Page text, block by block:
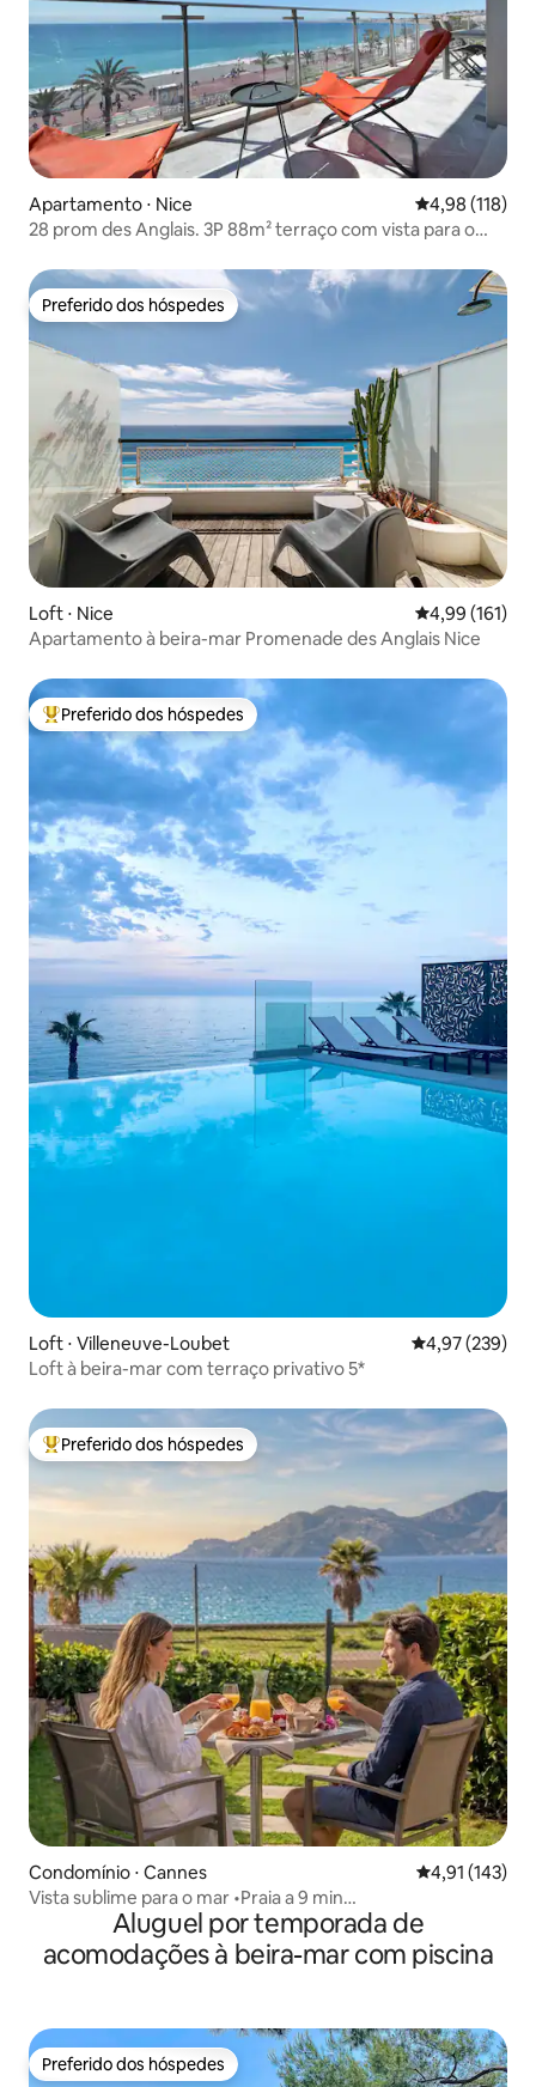
Apartamento ⋅ Nice 4,98 de uma
4,98 (118)
28 prom des Anglais. 3P 88m² terraço com vista para o
Preferido dos hóspedes
Preferido dos hóspedes
Loft ⋅ Nice 4,99 de uma
4,99 (161)
Apartamento à beira-mar Promenade des Anglais Nice
Entre os melhores preferidos dos hóspedes
Preferido dos hóspedes
Loft ⋅ Villeneuve-Loubet 4,97 de uma
4,97 (239)
Loft à beira-mar com terraço privativo 5*
Entre os melhores preferidos dos hóspedes
Preferido dos hóspedes
Condomínio ⋅ Cannes 4,91 de uma
4,91 (143)
Vista sublime para o mar •Praia a 9 min
•Estacionamento•Piscina
Aluguel por temporada de
acomodações à beira-mar com piscina
Preferido dos hóspedes
Preferido dos hóspedes